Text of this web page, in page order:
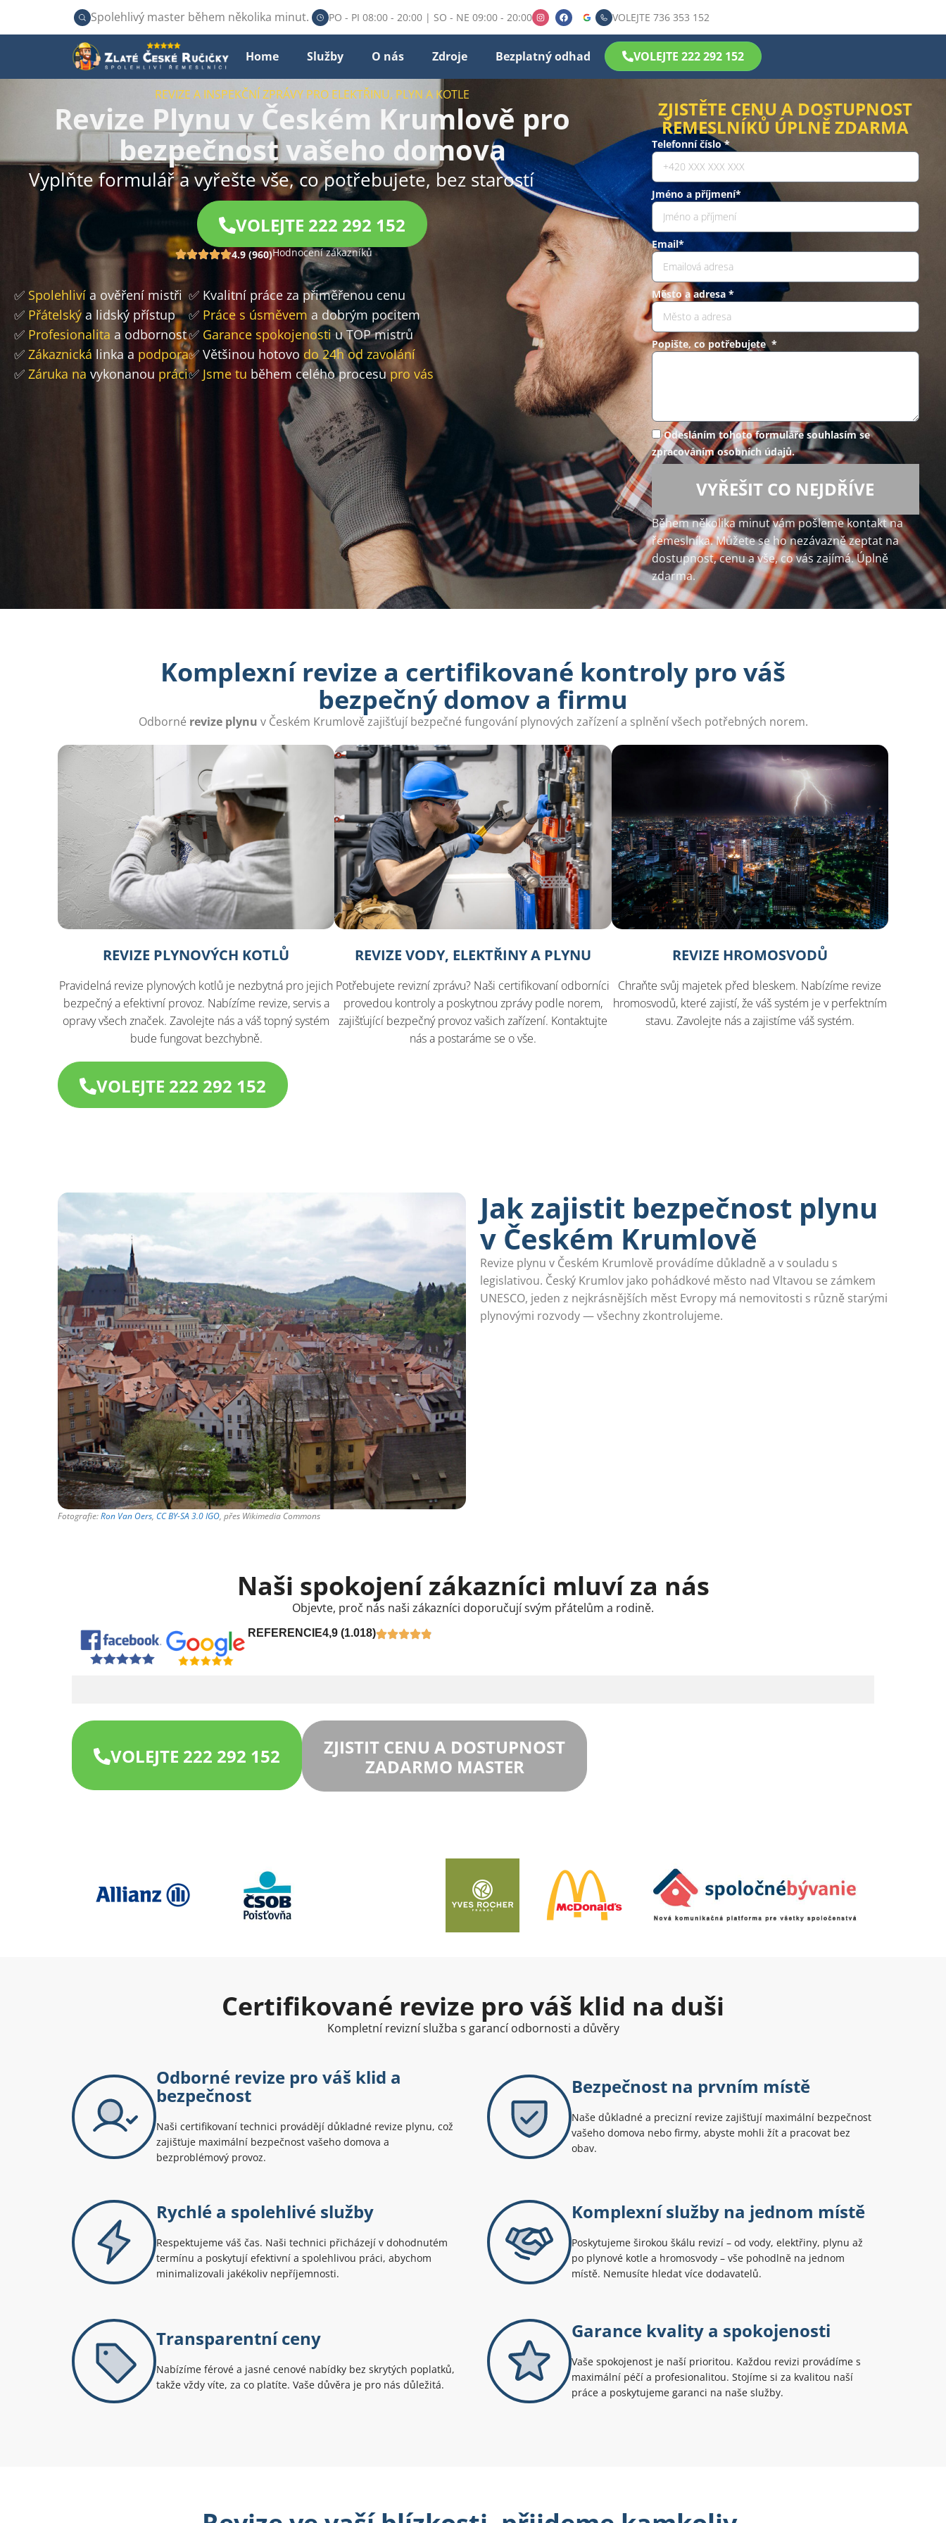
Spolehlivý master během několika minut. PO - PI 08:00 - 20:00 | SO - NE 09:00 - 20:00 VOLEJTE 736 353 152
Home Služby O nás Zdroje Bezplatný odhad VOLEJTE 222 292 152
REVIZE A INSPEKČNÍ ZPRÁVY PRO ELEKTŘINU, PLYN A KOTLE
Revize Plynu v Českém Krumlově pro
bezpečnost vašeho domova
Vyplňte formulář a vyřešte vše, co potřebujete, bez starostí
VOLEJTE 222 292 152
4.9 (960)Hodnocení zákazníků
✅ Spolehliví a ověření mistři
✅ Přátelský a lidský přístup
✅ Profesionalita a odbornost
✅ Zákaznická linka a podpora
✅ Záruka na vykonanou práci
✅ Kvalitní práce za přiměřenou cenu
✅ Práce s úsměvem a dobrým pocitem
✅ Garance spokojenostiu TOP mistrů
✅ Většinou hotovo do 24h od zavolání
✅ Jsme tu během celého procesupro vás
ZJISTĚTE CENU A DOSTUPNOST
ŘEMESLNÍKŮ ÚPLNĚ ZDARMA
Telefonní číslo *
Jméno a příjmení*
Email*
Město a adresa *
Popište, co potřebujete *
Odesláním tohoto formuláře souhlasím se
zpracováním osobních údajů.
VYŘEŠIT CO NEJDŘÍVE
Během několika minut vám pošleme kontakt na
řemeslníka. Můžete se ho nezávazně zeptat na
dostupnost, cenu a vše, co vás zajímá. Úplně
zdarma.
Komplexní revize a certifikované kontroly pro váš
bezpečný domov a firmu
Odborné revize plynu v Českém Krumlově zajišťují bezpečné fungování plynových zařízení a splnění všech potřebných norem.
REVIZE PLYNOVÝCH KOTLŮ
Pravidelná revize plynových kotlů je nezbytná pro jejich
bezpečný a efektivní provoz. Nabízíme revize, servis a
opravy všech značek. Zavolejte nás a váš topný systém
bude fungovat bezchybně.
REVIZE VODY, ELEKTŘINY A PLYNU
Potřebujete revizní zprávu? Naši certifikovaní odborníci
provedou kontroly a poskytnou zprávy podle norem,
zajišťující bezpečný provoz vašich zařízení. Kontaktujte
nás a postaráme se o vše.
REVIZE HROMOSVODŮ
Chraňte svůj majetek před bleskem. Nabízíme revize
hromosvodů, které zajistí, že váš systém je v perfektním
stavu. Zavolejte nás a zajistíme váš systém.
VOLEJTE 222 292 152
Fotografie:Ron Van Oers, CC BY-SA 3.0 IGO, přes Wikimedia Commons
Jak zajistit bezpečnost plynu
v Českém Krumlově
Revize plynu v Českém Krumlově provádíme důkladně a v souladu s
legislativou. Český Krumlov jako pohádkové město nad Vltavou se zámkem
UNESCO, jeden z nejkrásnějších měst Evropy má nemovitosti s různě starými
plynovými rozvody — všechny zkontrolujeme.
Naši spokojení zákazníci mluví za nás
Objevte, proč nás naši zákazníci doporučují svým přátelům a rodině.
REFERENCIE4,9 (1.018)
VOLEJTE 222 292 152
ZJISTIT CENU A DOSTUPNOST
ZADARMO MASTER
Certifikované revize pro váš klid na duši
Kompletní revizní služba s garancí odbornosti a důvěry
Odborné revize pro váš klid a
bezpečnost
Naši certifikovaní technici provádějí důkladné revize plynu, což
zajišťuje maximální bezpečnost vašeho domova a
bezproblémový provoz.
Bezpečnost na prvním místě
Naše důkladné a precizní revize zajišťují maximální bezpečnost
vašeho domova nebo firmy, abyste mohli žít a pracovat bez
obav.
Rychlé a spolehlivé služby
Respektujeme váš čas. Naši technici přicházejí v dohodnutém
termínu a poskytují efektivní a spolehlivou práci, abychom
minimalizovali jakékoliv nepříjemnosti.
Komplexní služby na jednom místě
Poskytujeme širokou škálu revizí – od vody, elektřiny, plynu až
po plynové kotle a hromosvody – vše pohodlně na jednom
místě. Nemusíte hledat více dodavatelů.
Transparentní ceny
Nabízíme férové a jasné cenové nabídky bez skrytých poplatků,
takže vždy víte, za co platíte. Vaše důvěra je pro nás důležitá.
Garance kvality a spokojenosti
Vaše spokojenost je naší prioritou. Každou revizi provádíme s
maximální péčí a profesionalitou. Stojíme si za kvalitou naší
práce a poskytujeme garanci na naše služby.